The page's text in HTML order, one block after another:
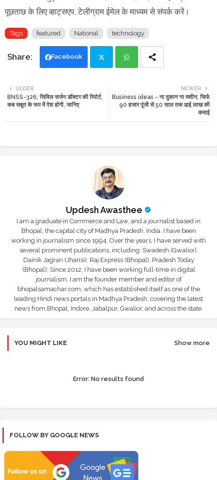
पूछताछ के लिए व्हाट्सएप, टेलीग्राम ईमेल के माध्यम से संपर्क करें।
Tags featured National technology
Facebook
tte ats
NEWER
Business ideas - ना दुकान ना मशीन, सिर्फ
90 हजार पूंजी से 50 साल तक ढाई लाख की
कमाई
OLDER
BNSS-326, सिविल सर्जन डॉक्टर की रिपोर्ट,
कब सबूत के रूप में पेश होगी, जानिए
Updesh Awasthee
I am a graduate in Commerce and Law, and a journalist based in
Bhopal, the capital city of Madhya Pradesh, India. I have been
working in journalism since 1994. Over the years, I have served with
several prominent publications, including: Swadesh (Gwalior),
Dainik Jagran (Jhansi), Raj Express (Bhopal), Pradesh Today
(Bhopal); Since 2012, I have been working full-time in digital
journalism. I am the founder member and editor of
bhopalsamachar.com, which has established itself as one of the
leading Hindi news portals in Madhya Pradesh, covering the latest
news from Bhopal, Indore, Jabalpur, Gwalior, and across the state.
YOU MIGHT LIKE Show more
Error: No results found
FOLLOW BY GOOGLE NEWS